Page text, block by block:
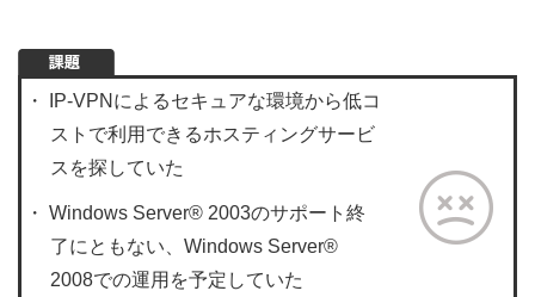
IP-VPNによるセキュアな環境から低コ
ストで利用できるホスティングサービ
スを探していた
Windows Server® 2003のサポート終
了にともない、Windows Server®
2008での運用を予定していた